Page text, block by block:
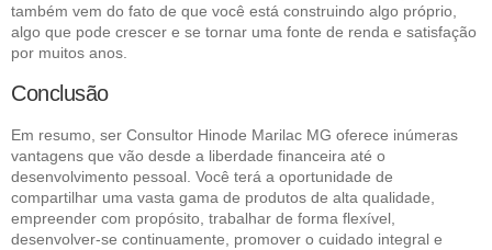
também vem do fato de que você está construindo algo próprio,
algo que pode crescer e se tornar uma fonte de renda e satisfação
por muitos anos.
Conclusão
Em resumo, ser Consultor Hinode Marilac MG oferece inúmeras
vantagens que vão desde a liberdade financeira até o
desenvolvimento pessoal. Você terá a oportunidade de
compartilhar uma vasta gama de produtos de alta qualidade,
empreender com propósito, trabalhar de forma flexível,
desenvolver-se continuamente, promover o cuidado integral e